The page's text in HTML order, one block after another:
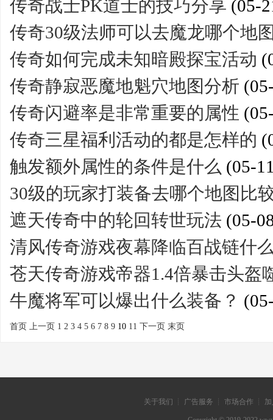
传奇战士PK道士的技巧分享 (05-
传奇30级法师可以去魔龙哪个地
传奇如何完成未知暗殿探宝活动
传奇静寂恶魔地魁穴地图分析
传奇闪避率是非常重要的属性
传奇三星福利活动的都是怎样的
触发额外属性的条件是什么 (05-
30级的玩家打装备去哪个地图比
遮天传奇中的轮回转世玩法 (05-
清风传奇游戏夜幕降临百战链什
苍天传奇游戏帝器1.4倍暴击头盔
牛魔将军可以爆出什么装备？
首页 上一页 1 2 3 4 5 6 7 8 9 10 11 下一页 末页
关于我们 ┊ 广告服务 ┊ 市场合作 ┊